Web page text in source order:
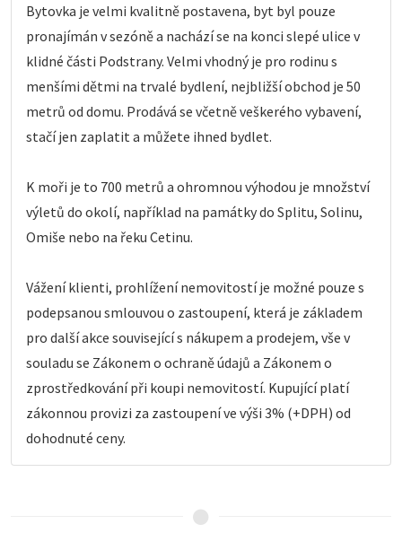
Bytovka je velmi kvalitně postavena, byt byl pouze
pronajímán v sezóně a nachází se na konci slepé ulice v
klidné části Podstrany. Velmi vhodný je pro rodinu s
menšími dětmi na trvalé bydlení, nejbližší obchod je 50
metrů od domu. Prodává se včetně veškerého vybavení,
stačí jen zaplatit a můžete ihned bydlet.
K moři je to 700 metrů a ohromnou výhodou je množství
výletů do okolí, například na památky do Splitu, Solinu,
Omiše nebo na řeku Cetinu.
Vážení klienti, prohlížení nemovitostí je možné pouze s
podepsanou smlouvou o zastoupení, která je základem
pro další akce související s nákupem a prodejem, vše v
souladu se Zákonem o ochraně údajů a Zákonem o
zprostředkování při koupi nemovitostí. Kupující platí
zákonnou provizi za zastoupení ve výši 3% (+DPH) od
dohodnuté ceny.